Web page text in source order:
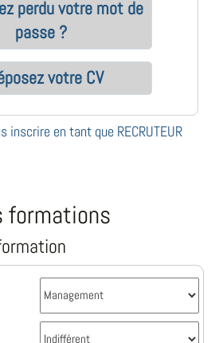
perdu votre mot de
passe ?
votre CV
inscrire en tant que RECRUTEUR
formations